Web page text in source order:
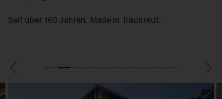
Seit über 160 Jahren. Made in Traunreut.